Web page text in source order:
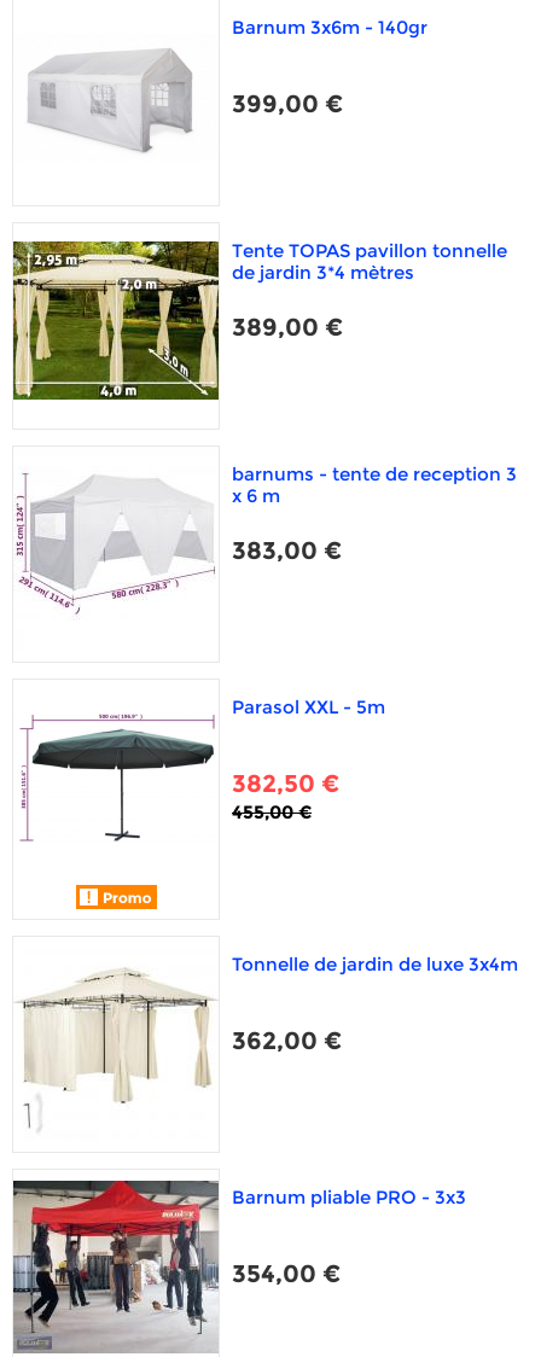
Barnum 3x6m - 140gr
399,00 €
Tente TOPAS pavillon tonnelle
de jardin 3*4 mètres
389,00 €
barnums - tente de reception 3
x 6 m
383,00 €
Parasol XXL - 5m
382,50 €
455,00 €
Tonnelle de jardin de luxe 3x4m
362,00 €
Barnum pliable PRO - 3x3
354,00 €